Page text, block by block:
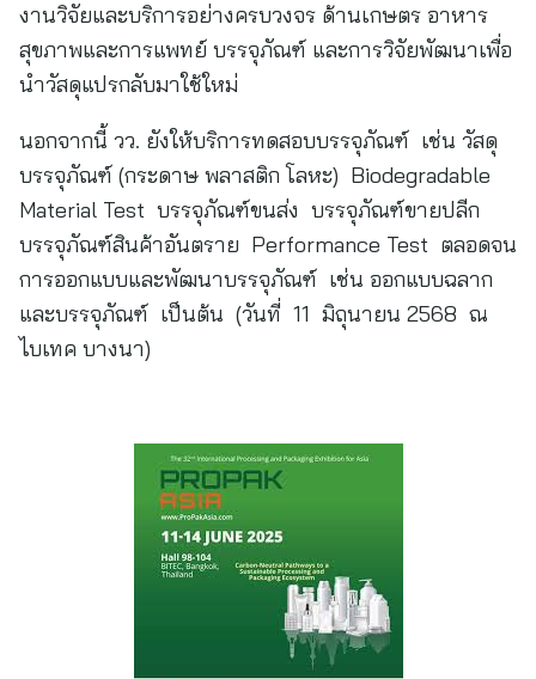
งานวิจัยและบริการอย่างครบวงจร ด้านเกษตร อาหาร
สุขภาพและการแพทย์ บรรจุภัณฑ์ และการวิจัยพัฒนาเพื่อ
นำวัสดุแปรกลับมาใช้ใหม่
นอกจากนี้ วว. ยังให้บริการทดสอบบรรจุภัณฑ์ เช่น วัสดุ
บรรจุภัณฑ์ (กระดาษ พลาสติก โลหะ) Biodegradable
Material Test บรรจุภัณฑ์ขนส่ง บรรจุภัณฑ์ขายปลีก
บรรจุภัณฑ์สินค้าอันตราย Performance Test ตลอดจน
การออกแบบและพัฒนาบรรจุภัณฑ์ เช่น ออกแบบฉลาก
และบรรจุภัณฑ์ เป็นต้น (วันที่ 11 มิถุนายน 2568 ณ
ไบเทค บางนา)